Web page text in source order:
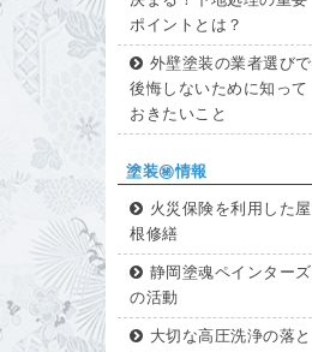
ポイントとは？
外壁塗装の業者選びで
後悔しないために知って
おきたいこと
塗装㊙情報
火災保険を利用した屋
根修繕
静岡塗魂ペインターズ
の活動
大切な高圧洗浄の落と